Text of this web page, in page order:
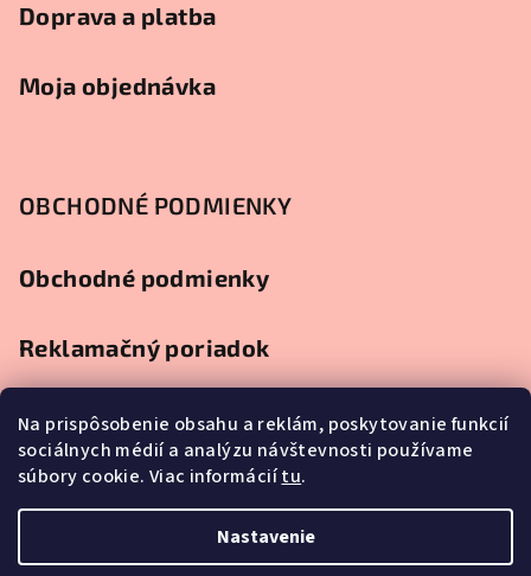
Na prispôsobenie obsahu a reklám, poskytovanie funkcií
sociálnych médií a analýzu návštevnosti používame
súbory cookie. Viac informáciítu.
Nastavenie
Doprava a platba
Moja objednávka
OBCHODNÉ PODMIENKY
Obchodné podmienky
Reklamačný poriadok
Ochrana osobných údajov
Splátkový predaj